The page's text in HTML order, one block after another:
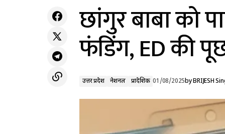
छांगुर बाबा को
फंडिंग, ED की
उत्तर प्रदेश नेशनल प्रादेशिक 01/08/2025byBRIJESH